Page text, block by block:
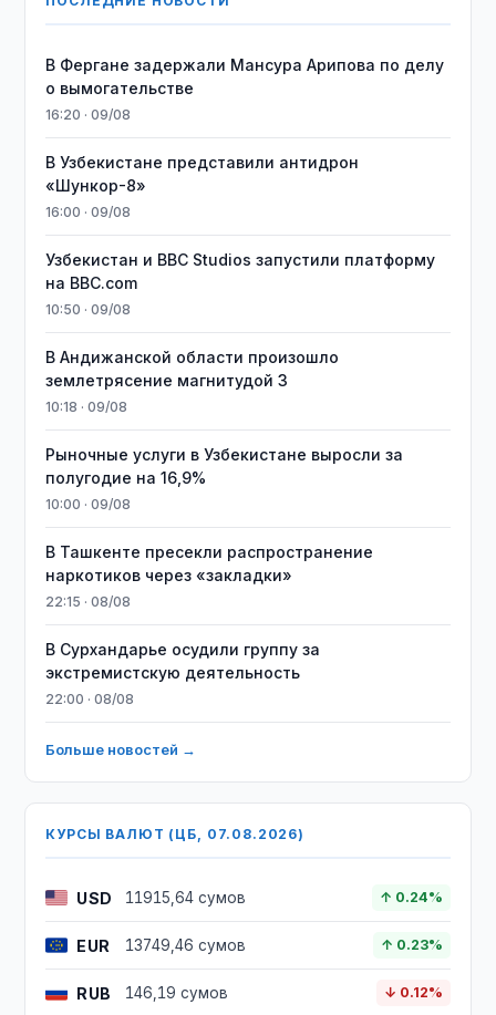
В Фергане задержали Мансура Арипова по делу
о вымогательстве
16:20 · 09/08
В Узбекистане представили антидрон
«Шункор-8»
16:00 · 09/08
Узбекистан и BBC Studios запустили платформу
на BBC.com
10:50 · 09/08
В Андижанской области произошло
землетрясение магнитудой 3
10:18 · 09/08
Рыночные услуги в Узбекистане выросли за
полугодие на 16,9%
10:00 · 09/08
В Ташкенте пресекли распространение
наркотиков через «закладки»
22:15 · 08/08
В Сурхандарье осудили группу за
экстремистскую деятельность
22:00 · 08/08
Больше новостей →
КУРСЫ ВАЛЮТ (ЦБ, 07.08.2026)
USD 11915,64 сумов ↑ 0.24%
EUR 13749,46 сумов ↑ 0.23%
RUB 146,19 сумов ↓ 0.12%